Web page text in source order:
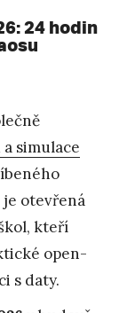
24 hodin
simulace
je otevřená
kteří
open-
s daty.